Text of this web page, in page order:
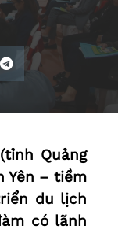
Quảng
Yên – tiềm
du lịch
có lãnh